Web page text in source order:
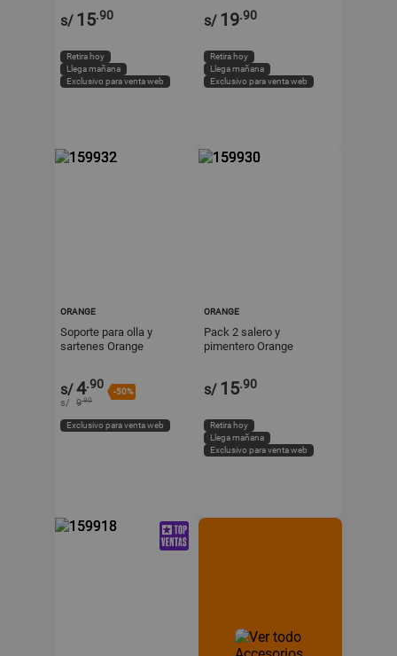
s/ 15.90
Retira hoy
Llega mañana
Exclusivo para venta web
s/ 19.90
Retira hoy
Llega mañana
Exclusivo para venta web
ORANGE
Soporte para olla y
sartenes Orange
s/4.90
-50%
s/ 9.90
Exclusivo para venta web
ORANGE
Pack 2 salero y
pimentero Orange
s/ 15.90
Retira hoy
Llega mañana
Exclusivo para venta web